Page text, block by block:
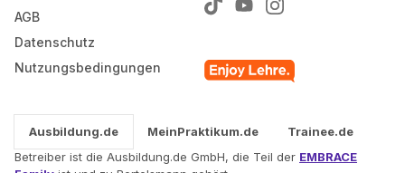
AGB
Datenschutz
Nutzungsbedingungen
Ausbildung.de MeinPraktikum.de
Trainee.de
Betreiber ist die Ausbildung.de GmbH, die Teil der EMBRACE